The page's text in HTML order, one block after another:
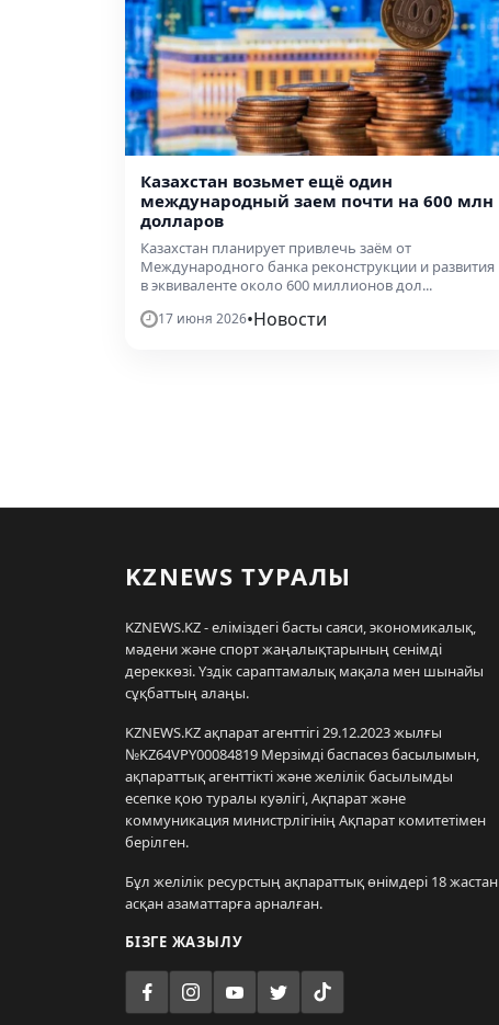
Казахстан возьмет ещё один
международный заем почти на 600 млн
долларов
Казахстан планирует привлечь заём от
Международного банка реконструкции и развития
в эквиваленте около 600 миллионов дол...
17 июня 2026•Новости
KZNEWS ТУРАЛЫ
KZNEWS.KZ - еліміздегі басты саяси, экономикалық,
мәдени және спорт жаңалықтарының сенімді
дереккөзі. Үздік сараптамалық мақала мен шынайы
сұқбаттың алаңы.
KZNEWS.KZ ақпарат агенттігі 29.12.2023 жылғы
№KZ64VPY00084819 Мерзімді баспасөз басылымын,
ақпараттық агенттікті және желілік басылымды
есепке қою туралы куәлігі, Ақпарат және
коммуникация министрлігінің Ақпарат комитетімен
берілген.
Бұл желілік ресурстың ақпараттық өнімдері 18 жастан
асқан азаматтарға арналған.
БІЗГЕ ЖАЗЫЛУ